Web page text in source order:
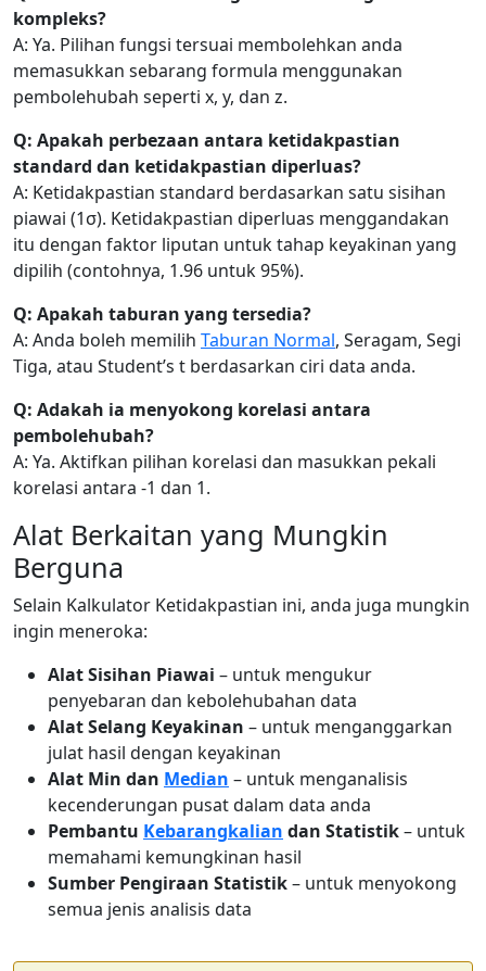
kompleks?
A: Ya. Pilihan fungsi tersuai membolehkan anda
memasukkan sebarang formula menggunakan
pembolehubah seperti x, y, dan z.
Q: Apakah perbezaan antara ketidakpastian
standard dan ketidakpastian diperluas?
A: Ketidakpastian standard berdasarkan satu sisihan
piawai (1σ). Ketidakpastian diperluas menggandakan
itu dengan faktor liputan untuk tahap keyakinan yang
dipilih (contohnya, 1.96 untuk 95%).
Q: Apakah taburan yang tersedia?
A: Anda boleh memilih Taburan Normal, Seragam, Segi
Tiga, atau Student’s t berdasarkan ciri data anda.
Q: Adakah ia menyokong korelasi antara
pembolehubah?
A: Ya. Aktifkan pilihan korelasi dan masukkan pekali
korelasi antara -1 dan 1.
Alat Berkaitan yang Mungkin
Berguna
Selain Kalkulator Ketidakpastian ini, anda juga mungkin
ingin meneroka:
Alat Sisihan Piawai – untuk mengukur
penyebaran dan kebolehubahan data
Alat Selang Keyakinan – untuk menganggarkan
julat hasil dengan keyakinan
Alat Min dan Median – untuk menganalisis
kecenderungan pusat dalam data anda
Pembantu Kebarangkalian dan Statistik– untuk
memahami kemungkinan hasil
Sumber Pengiraan Statistik– untuk menyokong
semua jenis analisis data